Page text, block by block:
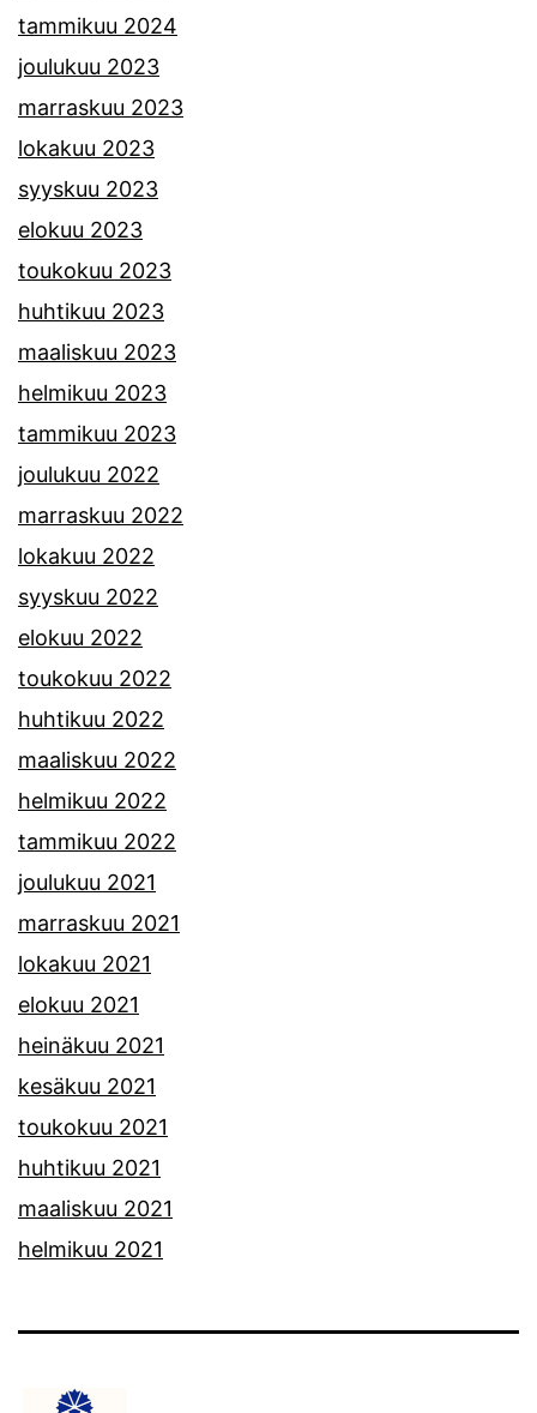
tammikuu 2024
joulukuu 2023
marraskuu 2023
lokakuu 2023
syyskuu 2023
elokuu 2023
toukokuu 2023
huhtikuu 2023
maaliskuu 2023
helmikuu 2023
tammikuu 2023
joulukuu 2022
marraskuu 2022
lokakuu 2022
syyskuu 2022
elokuu 2022
toukokuu 2022
huhtikuu 2022
maaliskuu 2022
helmikuu 2022
tammikuu 2022
joulukuu 2021
marraskuu 2021
lokakuu 2021
elokuu 2021
heinäkuu 2021
kesäkuu 2021
toukokuu 2021
huhtikuu 2021
maaliskuu 2021
helmikuu 2021